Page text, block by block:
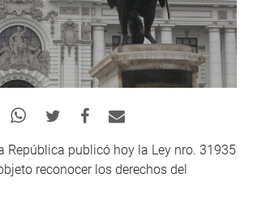
República publicó hoy la Ley nro. 31935
reconocer los derechos del